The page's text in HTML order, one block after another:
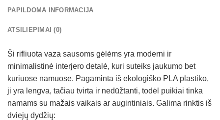
PAPILDOMA INFORMACIJA
ATSILIEPIMAI (0)
Ši rifliuota vaza sausoms gėlėms yra moderni ir
minimalistinė interjero detalė, kuri suteiks jaukumo bet
kuriuose namuose. Pagaminta iš ekologiško PLA plastiko,
ji yra lengva, tačiau tvirta ir nedūžtanti, todėl puikiai tinka
namams su mažais vaikais ar augintiniais. Galima rinktis iš
dviejų dydžių: